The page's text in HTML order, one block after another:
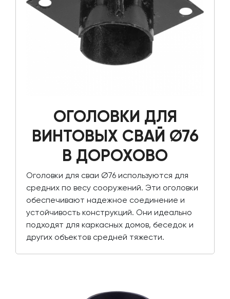
ОГОЛОВКИ ДЛЯ
ВИНТОВЫХ СВАЙ Ø76
В ДОРОХОВО
Оголовки для сваи Ø76 используются для
средних по весу сооружений. Эти оголовки
обеспечивают надежное соединение и
устойчивость конструкций. Они идеально
подходят для каркасных домов, беседок и
других объектов средней тяжести.